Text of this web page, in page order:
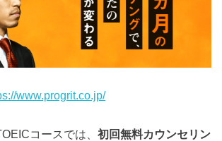
www.progrit.co.jp/
コースでは、 初回無料カウンセリン